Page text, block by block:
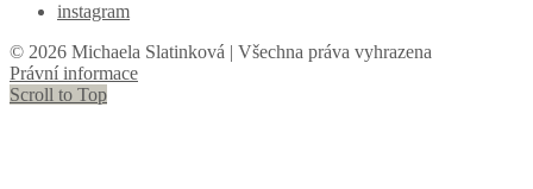
instagram
© 2026 Michaela Slatinková | Všechna práva vyhrazena
Právní informace
Scroll to Top